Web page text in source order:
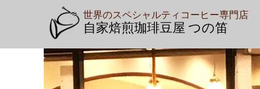
世界のスペシャルティコーヒー専門店
自家焙煎珈琲豆屋 つの笛